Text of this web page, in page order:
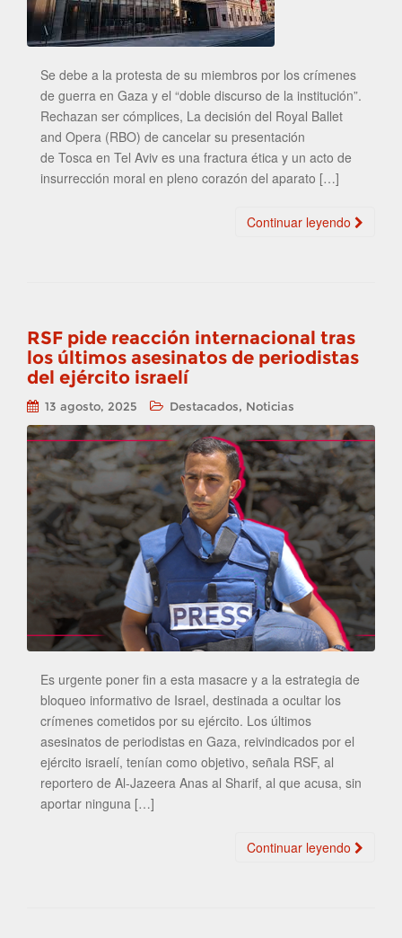
Se debe a la protesta de su miembros por los crímenes
de guerra en Gaza y el “doble discurso de la institución”.
Rechazan ser cómplices, La decisión del Royal Ballet
and Opera (RBO) de cancelar su presentación
de Tosca en Tel Aviv es una fractura ética y un acto de
insurrección moral en pleno corazón del aparato […]
Continuar leyendo
RSF pide reacción internacional tras
los últimos asesinatos de periodistas
del ejército israelí
13 agosto, 2025 Destacados, Noticias
Es urgente poner fin a esta masacre y a la estrategia de
bloqueo informativo de Israel, destinada a ocultar los
crímenes cometidos por su ejército. Los últimos
asesinatos de periodistas en Gaza, reivindicados por el
ejército israelí, tenían como objetivo, señala RSF, al
reportero de Al-Jazeera Anas al Sharif, al que acusa, sin
aportar ninguna […]
Continuar leyendo